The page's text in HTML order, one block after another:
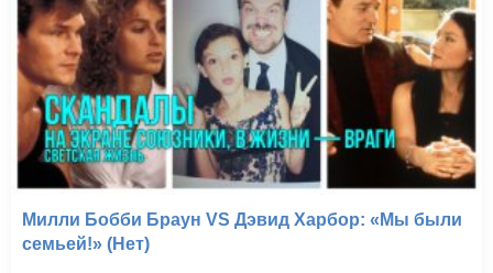
Милли Бобби Браун VS Дэвид Харбор: «Мы были
семьей!» (Нет)